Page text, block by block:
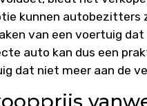
kunnen autobezitters
van een voertuig
auto kan dus een
dat niet meer aan de